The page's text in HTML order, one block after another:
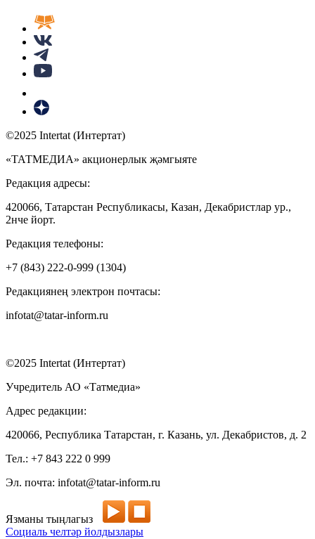
©2025 Intertat (Интертат)
«ТАТМЕДИА» акционерлык җәмгыяте
Редакция адресы:
420066, Татарстан Республикасы, Казан, Декабристлар ур.,
2нче йорт.
Редакция телефоны:
+7 (843) 222-0-999 (1304)
Редакциянең электрон почтасы:
infotat@tatar-inform.ru
©2025 Intertat (Интертат)
Учредитель АО «Татмедиа»
Адрес редакции:
420066, Республика Татарстан, г. Казань, ул. Декабристов, д. 2
Тел.: +7 843 222 0 999
Эл. почта: infotat@tatar-inform.ru
Язманы тыңлагыз
Социаль челтәр йолдызлары